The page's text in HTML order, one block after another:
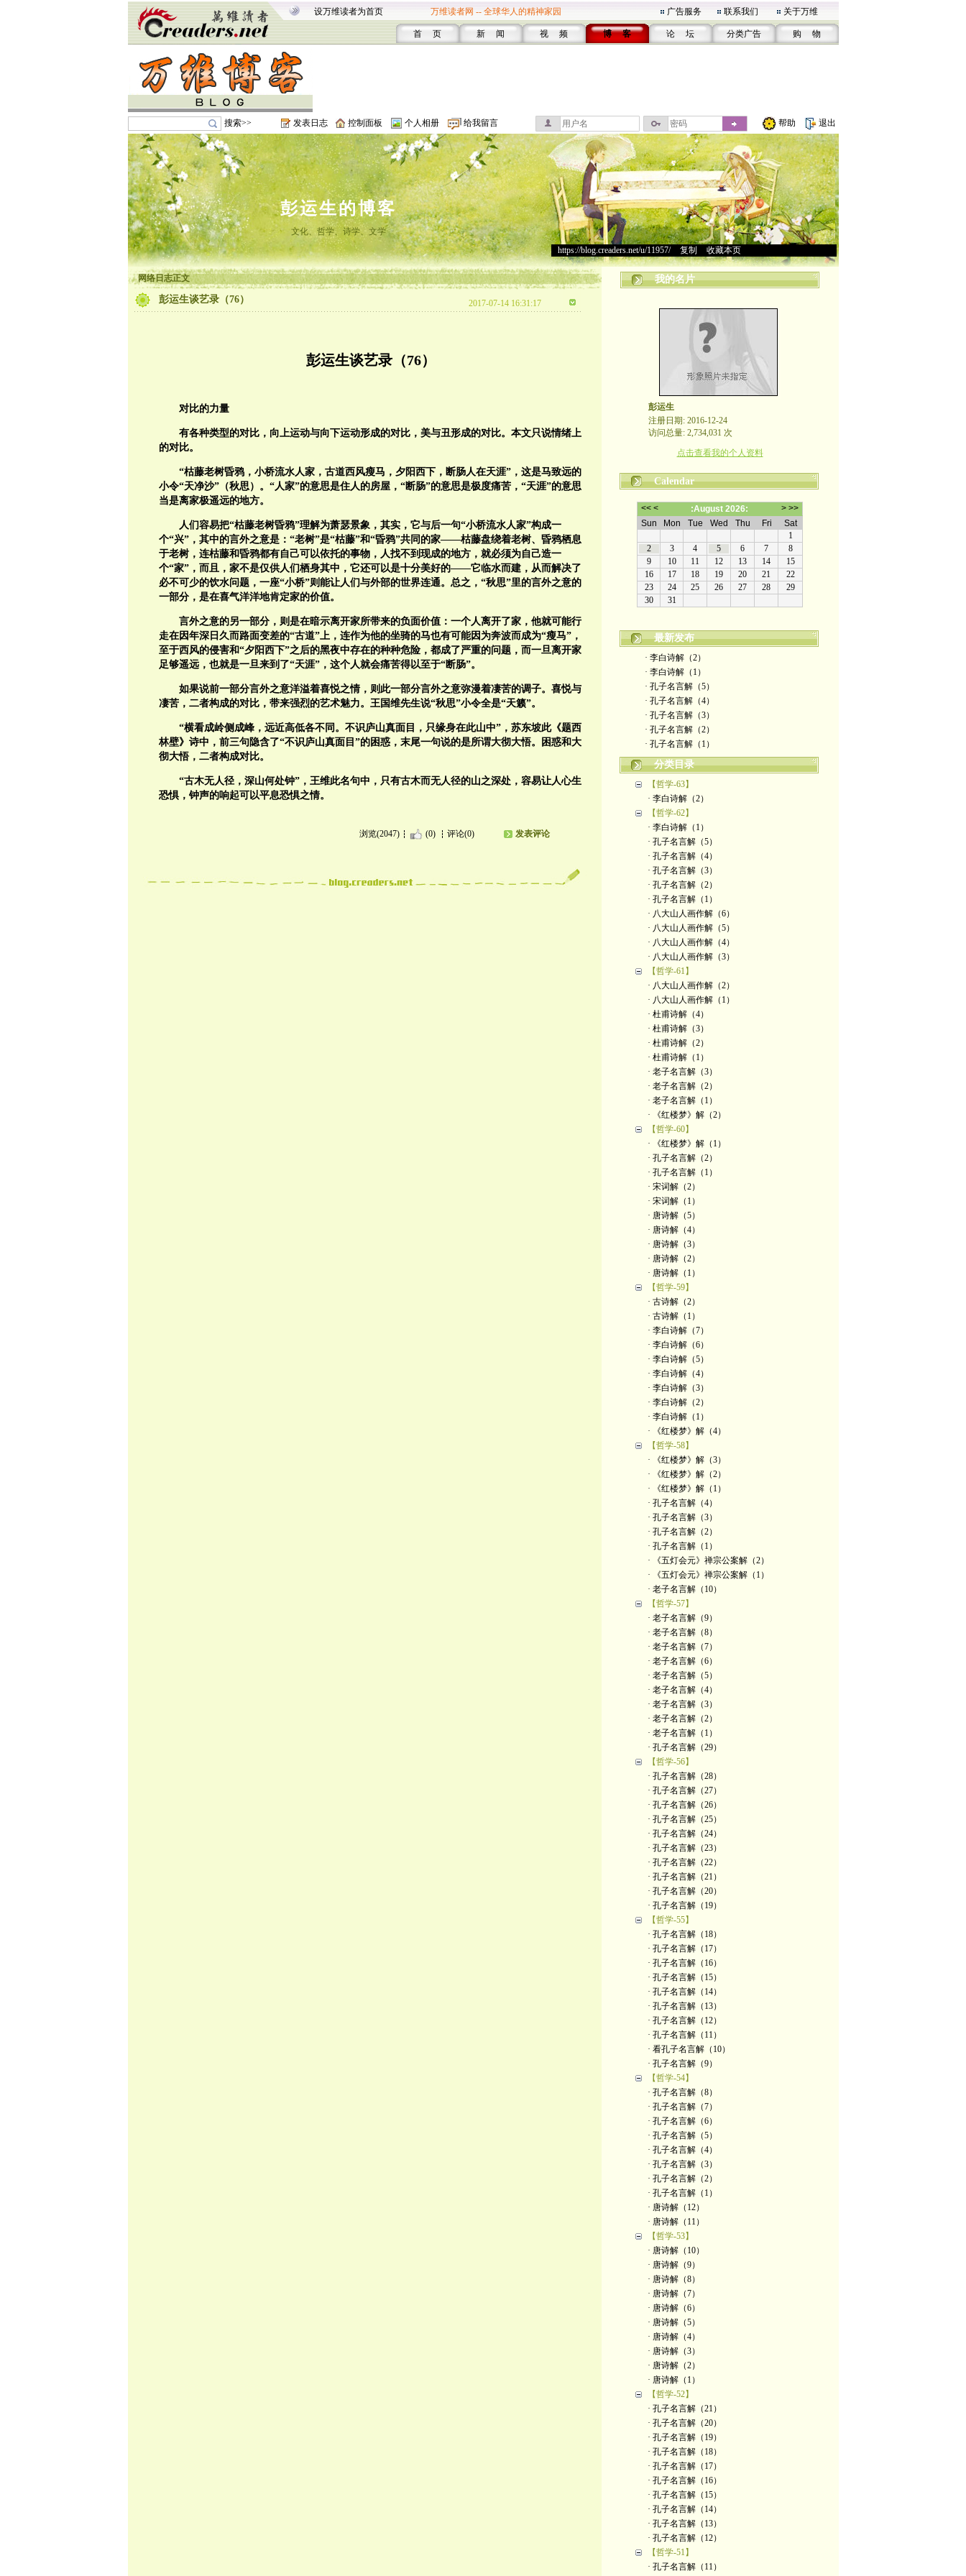
设万维读者为首页 万维读者网 -- 全球华人的精神家园 广告服务 联系我们 关于万维
首 页 新 闻 视 频 博 客 论 坛 分类广告 购 物
搜索>> 发表日志 控制面板 个人相册 给我留言 帮助 退出
彭运生的博客
文化、哲学、诗学、文学
https://blog.creaders.net/u/11957/> 复制 收藏本页
网络日志正文
彭运生谈艺录（76） 2017-07-14 16:31:17
彭运生谈艺录（76）
对比的力量
有各种类型的对比，向上运动与向下运动形成的对比，美与丑形成的对比。本文只说情绪上
的对比。
“枯藤老树昏鸦，小桥流水人家，古道西风瘦马，夕阳西下，断肠人在天涯”，这是马致远的
小令“天净沙”（秋思）。“人家”的意思是住人的房屋，“断肠”的意思是极度痛苦，“天涯”的意思
当是离家极遥远的地方。
人们容易把“枯藤老树昏鸦”理解为萧瑟景象，其实，它与后一句“小桥流水人家”构成一
个“兴”，其中的言外之意是：“老树”是“枯藤”和“昏鸦”共同的家——枯藤盘绕着老树、昏鸦栖息
于老树，连枯藤和昏鸦都有自己可以依托的事物，人找不到现成的地方，就必须为自己造一
个“家”，而且，家不是仅供人们栖身其中，它还可以是十分美好的——它临水而建，从而解决了
必不可少的饮水问题，一座“小桥”则能让人们与外部的世界连通。总之，“秋思”里的言外之意的
一部分，是在喜气洋洋地肯定家的价值。
言外之意的另一部分，则是在暗示离开家所带来的负面价值：一个人离开了家，他就可能行
走在因年深日久而路面变差的“古道”上，连作为他的坐骑的马也有可能因为奔波而成为“瘦马”，
至于西风的侵害和“夕阳西下”之后的黑夜中存在的种种危险，都成了严重的问题，而一旦离开家
足够遥远，也就是一旦来到了“天涯”，这个人就会痛苦得以至于“断肠”。
如果说前一部分言外之意洋溢着喜悦之情，则此一部分言外之意弥漫着凄苦的调子。喜悦与
凄苦，二者构成的对比，带来强烈的艺术魅力。王国维先生说“秋思”小令全是“天籁”。
“横看成岭侧成峰，远近高低各不同。不识庐山真面目，只缘身在此山中”，苏东坡此《题西
林壁》诗中，前三句隐含了“不识庐山真面目”的困惑，末尾一句说的是所谓大彻大悟。困惑和大
彻大悟，二者构成对比。
“古木无人径，深山何处钟”，王维此名句中，只有古木而无人径的山之深处，容易让人心生
恐惧，钟声的响起可以平息恐惧之情。
浏览(2047) (0) 评论(0) 发表评论
我的名片
彭运生
注册日期: 2016-12-24
访问总量: 2,734,031 次
点击查看我的个人资料
Calendar
最新发布
· 李白诗解（2）
· 李白诗解（1）
· 孔子名言解（5）
· 孔子名言解（4）
· 孔子名言解（3）
· 孔子名言解（2）
· 孔子名言解（1）
分类目录
【哲学-63】
· 李白诗解（2）
【哲学-62】
· 李白诗解（1）
· 孔子名言解（5）
· 孔子名言解（4）
· 孔子名言解（3）
· 孔子名言解（2）
· 孔子名言解（1）
· 八大山人画作解（6）
· 八大山人画作解（5）
· 八大山人画作解（4）
· 八大山人画作解（3）
【哲学-61】
· 八大山人画作解（2）
· 八大山人画作解（1）
· 杜甫诗解（4）
· 杜甫诗解（3）
· 杜甫诗解（2）
· 杜甫诗解（1）
· 老子名言解（3）
· 老子名言解（2）
· 老子名言解（1）
· 《红楼梦》解（2）
【哲学-60】
· 《红楼梦》解（1）
· 孔子名言解（2）
· 孔子名言解（1）
· 宋词解（2）
· 宋词解（1）
· 唐诗解（5）
· 唐诗解（4）
· 唐诗解（3）
· 唐诗解（2）
· 唐诗解（1）
【哲学-59】
· 古诗解（2）
· 古诗解（1）
· 李白诗解（7）
· 李白诗解（6）
· 李白诗解（5）
· 李白诗解（4）
· 李白诗解（3）
· 李白诗解（2）
· 李白诗解（1）
· 《红楼梦》解（4）
【哲学-58】
· 《红楼梦》解（3）
· 《红楼梦》解（2）
· 《红楼梦》解（1）
· 孔子名言解（4）
· 孔子名言解（3）
· 孔子名言解（2）
· 孔子名言解（1）
· 《五灯会元》禅宗公案解（2）
· 《五灯会元》禅宗公案解（1）
· 老子名言解（10）
【哲学-57】
· 老子名言解（9）
· 老子名言解（8）
· 老子名言解（7）
· 老子名言解（6）
· 老子名言解（5）
· 老子名言解（4）
· 老子名言解（3）
· 老子名言解（2）
· 老子名言解（1）
· 孔子名言解（29）
【哲学-56】
· 孔子名言解（28）
· 孔子名言解（27）
· 孔子名言解（26）
· 孔子名言解（25）
· 孔子名言解（24）
· 孔子名言解（23）
· 孔子名言解（22）
· 孔子名言解（21）
· 孔子名言解（20）
· 孔子名言解（19）
【哲学-55】
· 孔子名言解（18）
· 孔子名言解（17）
· 孔子名言解（16）
· 孔子名言解（15）
· 孔子名言解（14）
· 孔子名言解（13）
· 孔子名言解（12）
· 孔子名言解（11）
· 看孔子名言解（10）
· 孔子名言解（9）
【哲学-54】
· 孔子名言解（8）
· 孔子名言解（7）
· 孔子名言解（6）
· 孔子名言解（5）
· 孔子名言解（4）
· 孔子名言解（3）
· 孔子名言解（2）
· 孔子名言解（1）
· 唐诗解（12）
· 唐诗解（11）
【哲学-53】
· 唐诗解（10）
· 唐诗解（9）
· 唐诗解（8）
· 唐诗解（7）
· 唐诗解（6）
· 唐诗解（5）
· 唐诗解（4）
· 唐诗解（3）
· 唐诗解（2）
· 唐诗解（1）
【哲学-52】
· 孔子名言解（21）
· 孔子名言解（20）
· 孔子名言解（19）
· 孔子名言解（18）
· 孔子名言解（17）
· 孔子名言解（16）
· 孔子名言解（15）
· 孔子名言解（14）
· 孔子名言解（13）
· 孔子名言解（12）
【哲学-51】
· 孔子名言解（11）